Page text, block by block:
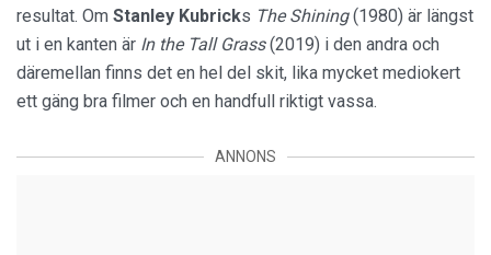
resultat. Om Stanley Kubricks The Shining(1980) är längst
ut i en kanten är In the Tall Grass(2019) i den andra och
däremellan finns det en hel del skit, lika mycket mediokert
ett gäng bra filmer och en handfull riktigt vassa.
ANNONS